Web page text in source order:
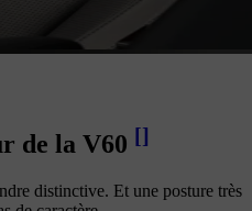
de la V60 []
distinctive. Et une posture très